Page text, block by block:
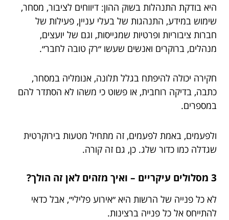
היא בודקת התנהלות בשוק ההון: דיווחים לציבור, מסחר,
שימוש במידע, התנהגות של בעלי עניין, פעילות של
חברות ציבוריות ופרטיות שמגייסות, וגם של יועצים,
מנהלים, ברוקרים ואנשים שעשו ״רק טובה לחבר״.
חקירה יכולה להיפתח בגלל תלונה, אנומליה במסחר,
כתבה, בדיקה רוחבית, או פשוט כי משהו לא הסתדר להם
במספרים.
ולפעמים, באמת לפעמים, זה מתחיל מטעות בירוקרטית
שגדלה כמו כדור שלג. כן, גם זה קורה.
3 מסלולים עיקריים – ואיך מזהים לאן זה הולך?
לא כל פנייה של הרשות היא ״אירוע פלילי״, אבל כדאי
להתייחס אל כל פנייה ברצינות.